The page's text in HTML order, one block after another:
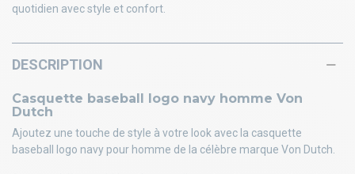
quotidien avec style et confort.
DESCRIPTION
Casquette baseball logo navy homme Von
Dutch
Ajoutez une touche de style à votre look avec la casquette
baseball logo navy pour homme de la célèbre marque Von Dutch.